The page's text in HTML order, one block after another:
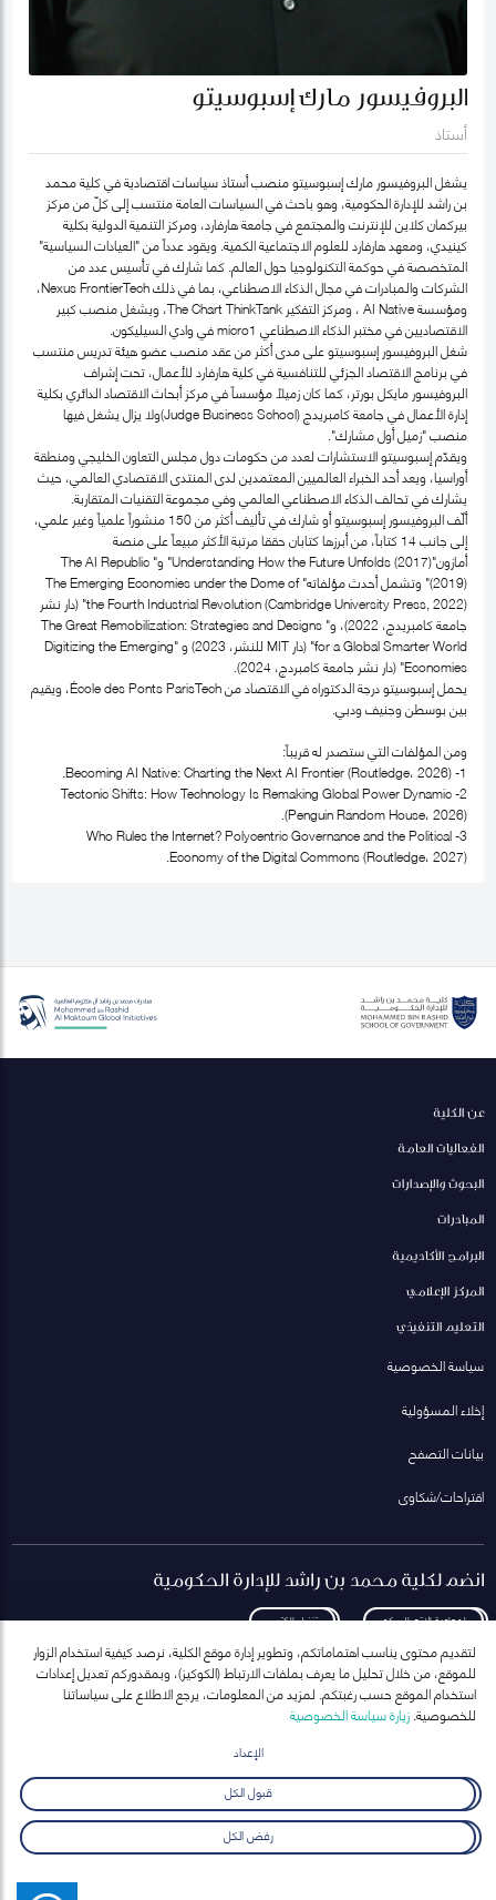
البروفيسور مارك إسبوسيتو
أستاذ
يشغل البروفيسور مارك إسبوسيتو منصب أستاذ سياسات اقتصادية في كلية محمد
بن راشد للإدارة الحكومية، وهو باحث في السياسات العامة منتسب إلى كلّ من مركز
بيركمان كلاين للإنترنت والمجتمع في جامعة هارفارد، ومركز التنمية الدولية بكلية
كينيدي، ومعهد هارفارد للعلوم الاجتماعية الكمية. ويقود عدداً من "العيادات السياسية"
المتخصصة في حوكمة التكنولوجيا حول العالم. كما شارك في تأسيس عدد من
الشركات والمبادرات في مجال الذكاء الاصطناعي، بما في ذلك Nexus FrontierTech،
ومؤسسة AI Native ، ومركز التفكير The Chart ThinkTank، ويشغل منصب كبير
الاقتصاديين في مختبر الذكاء الاصطناعي micro1 في وادي السيليكون.
شغل البروفيسور إسبوسيتو على مدى أكثر من عقد منصب عضو هيئة تدريس منتسب
في برنامج الاقتصاد الجزئي للتنافسية في كلية هارفارد للأعمال، تحت إشراف
البروفيسور مايكل بورتر، كما كان زميلاً مؤسساً في مركز أبحاث الاقتصاد الدائري بكلية
إدارة الأعمال في جامعة كامبريدج (Judge Business School)ولا يزال يشغل فيها
منصب "زميل أول مشارك".
ويقدّم إسبوسيتو الاستشارات لعدد من حكومات دول مجلس التعاون الخليجي ومنطقة
أوراسيا، ويعد أحد الخبراء العالميين المعتمدين لدى المنتدى الاقتصادي العالمي، حيث
يشارك في تحالف الذكاء الاصطناعي العالمي وفي مجموعة التقنيات المتقاربة.
ألّف البروفيسور إسبوسيتو أو شارك في تأليف أكثر من 150 منشوراً علمياً وغير علمي،
إلى جانب 14 كتاباً، من أبرزها كتابان حققا مرتبة الأكثر مبيعاً على منصة
أمازون"Understanding How the Future Unfolds (2017)" و" The AI Republic
(2019)" وتشمل أحدث مؤلفاته" The Emerging Economies under the Dome of
the Fourth Industrial Revolution (Cambridge University Press, 2022)" (دار نشر
جامعة كامبريدج، 2022)، و" The Great Remobilization: Strategies and Designs
for a Global Smarter World" (دار MIT للنشر، 2023) و "Digitizing the Emerging
Economies" (دار نشر جامعة كامبردج، 2024).
يحمل إسبوسيتو درجة الدكتوراه في الاقتصاد من École des Ponts ParisTech، ويقيم
بين بوسطن وجنيف ودبي.
ومن المؤلفات التي ستصدر له قريباً:
1- Becoming AI Native: Charting the Next AI Frontier (Routledge، 2026).
2- Tectonic Shifts: How Technology Is Remaking Global Power Dynamic
(Penguin Random House، 2026).
3- Who Rules the Internet? Polycentric Governance and the Political
Economy of the Digital Commons (Routledge، 2027).
عن الكلية
الفعاليات العامة
البحوث والإصدارات
المبادرات
البرامج الأكاديمية
المركز الإعلامي
التعليم التنفيذي
سياسة الخصوصية
إخلاء المسؤولية
بيانات التصفح
اقتراحات/شكاوى
انضم لكلية محمد بن راشد للإدارة الحكومية
لمعاودة الاتصال بكم تنزيل الكتيب
انضم إلى قائمة مراسلاتنا
ارسال
لتقديم محتوى يناسب اهتماماتكم، وتطوير إدارة موقع الكلية، نرصد كيفية استخدام الزوار
للموقع، من خلال تحليل ما يعرف بملفات الارتباط (الكوكيز)، وبمقدوركم تعديل إعدادات
استخدام الموقع حسب رغبتكم. لمزيد من المعلومات، يرجع الاطلاع على سياساتنا
للخصوصية.زيارة سياسة الخصوصية
الإعداد
قبول الكل
رفض الكل